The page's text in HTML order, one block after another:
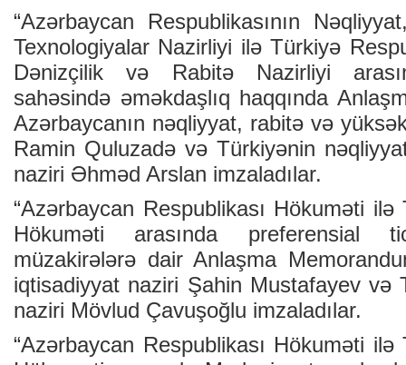
“Azərbaycan Respublikasının
Texnologiyalar Nazirliyi ilə Türkiyə
Dənizçilik və Rabitə Nazirliyi
sahəsində əməkdaşlıq haqqında
Azərbaycanın nəqliyyat, rabitə və
Ramin Quluzadə və Türkiyənin
naziri Əhməd Arslan imzaladılar.
“Azərbaycan Respublikası Hökuməti ilə
Hökuməti arasında preferensial
müzakirələrə dair Anlaşma
iqtisadiyyat naziri Şahin Mustafayev və
naziri Mövlud Çavuşoğlu imzaladılar.
“Azərbaycan Respublikası Hökuməti ilə